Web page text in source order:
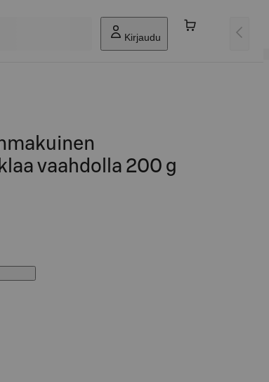
Kirjaudu
vaahdolla 200 g